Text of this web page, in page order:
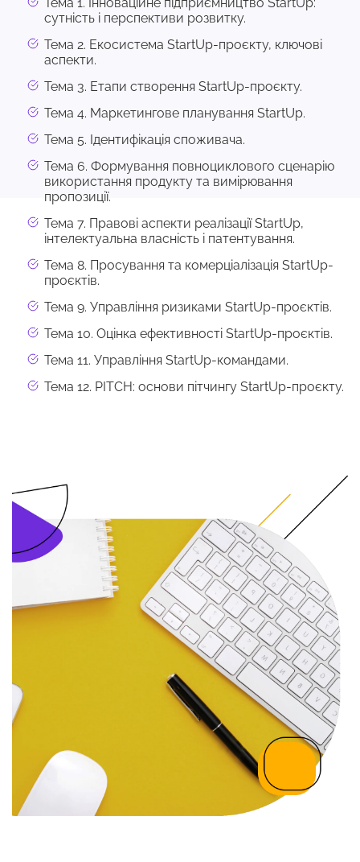
сутність і перспективи розвитку.
Тема 2. Екосистема StartUp-проєкту, ключові
аспекти.
Тема 3. Етапи створення StartUp-проєкту.
Тема 4. Маркетингове планування StartUp.
Тема 5. Ідентифікація споживача.
Тема 6. Формування повноциклового сценарію
використання продукту та вимірювання
пропозиції.
Тема 7. Правові аспекти реалізації StartUp,
інтелектуальна власність і патентування.
Тема 8. Просування та комерціалізація StartUp-
проєктів.
Тема 9. Управління ризиками StartUp-проєктів.
Тема 10. Оцінка ефективності StartUp-проєктів.
Тема 11. Управління StartUp-командами.
Тема 12. PITCH: основи пітчингу StartUp-проєкту.